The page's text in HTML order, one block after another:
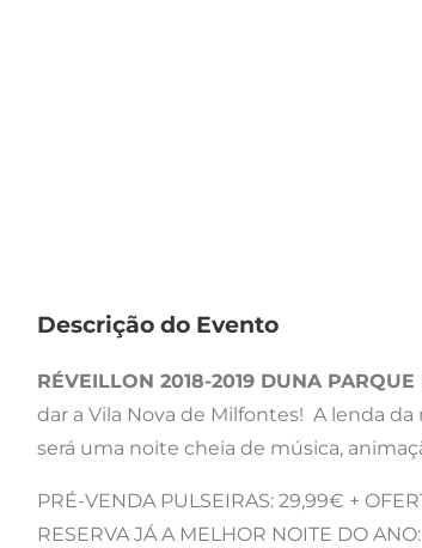
Descrição do Evento
RÉVEILLON 2018-2019 DUNA PARQUE
dar a Vila Nova de Milfontes! A lenda
será uma noite cheia de música,
PRÉ-VENDA PULSEIRAS: 29,99€ +
RESERVA JÁ A MELHOR NOITE DO